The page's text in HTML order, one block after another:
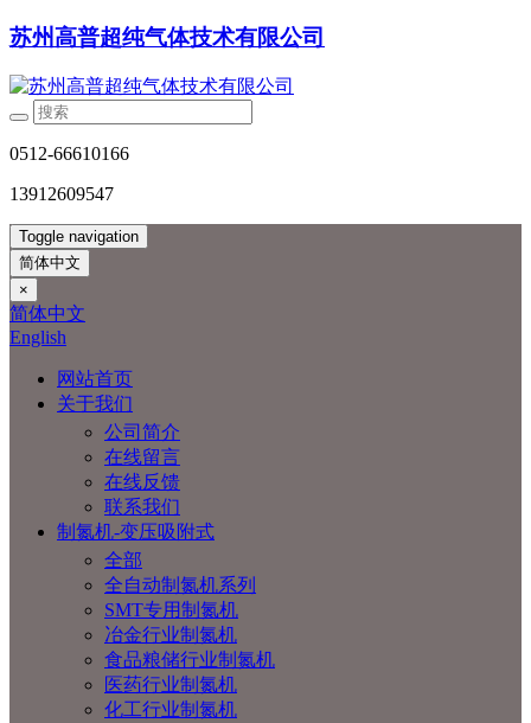
苏州高普超纯气体技术有限公司
0512-66610166
13912609547
Toggle navigation
简体中文
×
简体中文
English
网站首页
关于我们
公司简介
在线留言
在线反馈
联系我们
制氮机-变压吸附式
全部
全自动制氮机系列
SMT专用制氮机
冶金行业制氮机
食品粮储行业制氮机
医药行业制氮机
化工行业制氮机